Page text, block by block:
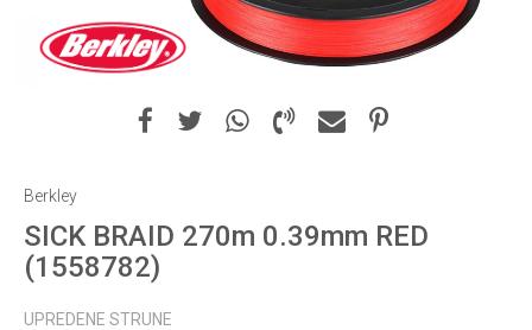
Berkley
SICK BRAID 270m 0.39mm RED
(1558782)
UPREDENE STRUNE